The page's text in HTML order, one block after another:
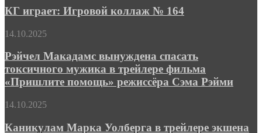
жанра
условно-
Игровой
коллаж
№
164
КГ играет: Игровой коллаж № 164
Рэйчел
вынуждена
токсичного
мужика
трейлере
«Пришлите
14.10.2025
Рэйчел Макадамс вынуждена спасать
токсичного мужика в трейлере фильма
«Пришлите помощь» режиссёра Сэма Рэйми
Каникулам
Уолберга
14.10.2025
Каникулам Марка Уолберга в трейлере экшена